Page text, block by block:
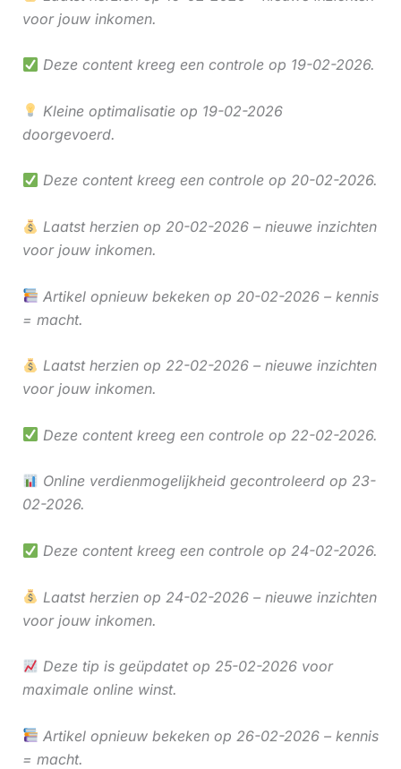
voor jouw inkomen.
Deze content kreeg een controle op 19-02-2026.
Kleine optimalisatie op 19-02-2026
doorgevoerd.
Deze content kreeg een controle op 20-02-2026.
Laatst herzien op 20-02-2026 – nieuwe inzichten
voor jouw inkomen.
Artikel opnieuw bekeken op 20-02-2026 – kennis
= macht.
Laatst herzien op 22-02-2026 – nieuwe inzichten
voor jouw inkomen.
Deze content kreeg een controle op 22-02-2026.
Online verdienmogelijkheid gecontroleerd op 23-
02-2026.
Deze content kreeg een controle op 24-02-2026.
Laatst herzien op 24-02-2026 – nieuwe inzichten
voor jouw inkomen.
Deze tip is geüpdatet op 25-02-2026 voor
maximale online winst.
Artikel opnieuw bekeken op 26-02-2026 – kennis
= macht.